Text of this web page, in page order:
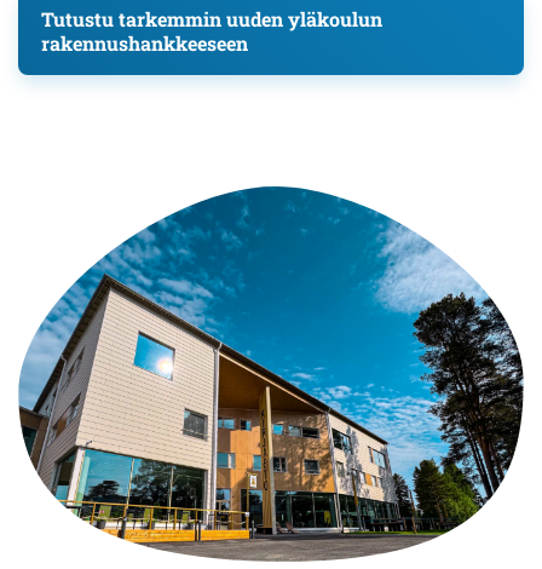
Tutustu tarkemmin uuden yläkoulun
rakennushankkeeseen